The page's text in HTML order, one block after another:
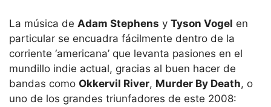
La música de Adam Stephens y Tyson Vogel en
particular se encuadra fácilmente dentro de la
corriente ‘americana’ que levanta pasiones en el
mundillo indie actual, gracias al buen hacer de
bandas como Okkervil River, Murder By Death, o
uno de los grandes triunfadores de este 2008: